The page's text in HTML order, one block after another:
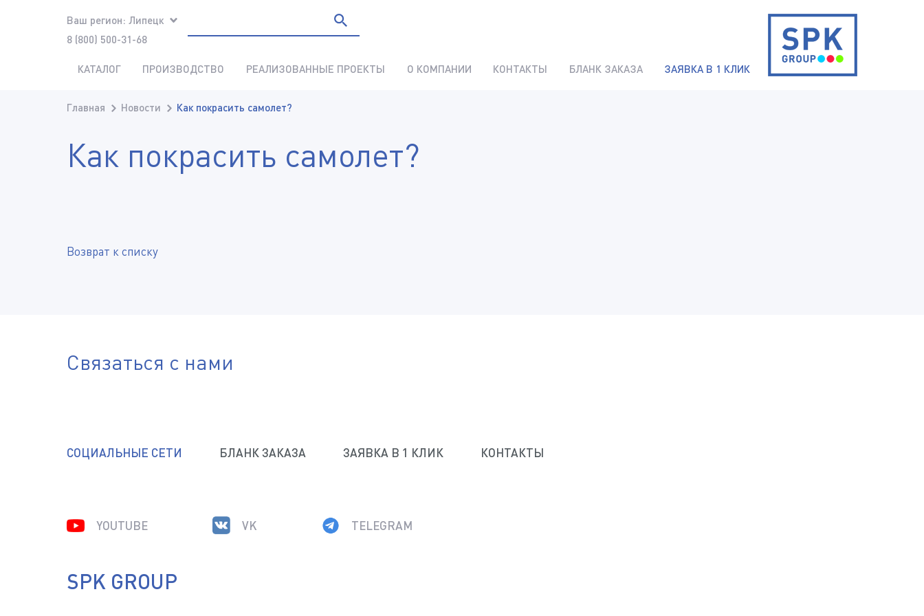
Ваш регион: Липецк
8 (800) 500-31-68
КАТАЛОГ ПРОИЗВОДСТВО РЕАЛИЗОВАННЫЕ ПРОЕКТЫ О КОМПАНИИ КОНТАКТЫ БЛАНК ЗАКАЗА ЗАЯВКА В 1 КЛИК
Главная Новости Как покрасить самолет?
Как покрасить самолет?
Возврат к списку
Связаться с нами
СОЦИАЛЬНЫЕ СЕТИ БЛАНК ЗАКАЗА ЗАЯВКА В 1 КЛИК КОНТАКТЫ
YOUTUBE VK TELEGRAM
SPK GROUP